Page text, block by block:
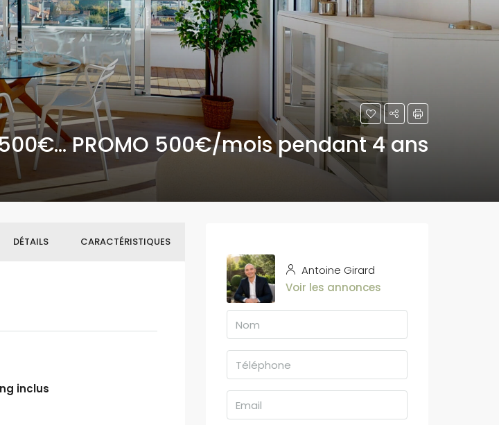
PROMO 500€/mois pendant 4 ans
DÉTAILS CARACTÉRISTIQUES
inclus
Antoine Girard
Voir les annonces